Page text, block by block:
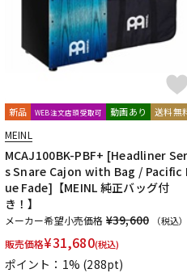
新品 WEB注文店頭受取可 動画あり 送料無
MEINL
MCAJ100BK-PBF+ [Headliner
s Snare Cajon with Bag / Pacific
ue Fade]【MEINL 純正バッグ付
き！】
メーカー希望小売価格 ¥39,600 （税込）
販売価格¥31,680(税込)
ポイント：1% (288pt)